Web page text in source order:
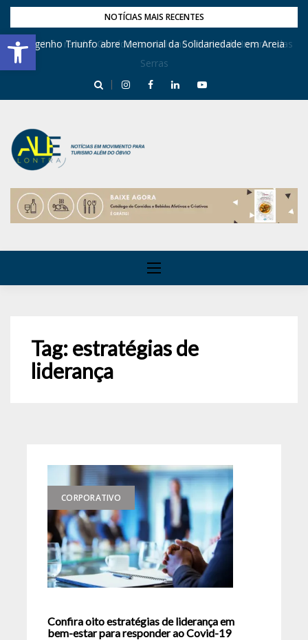
Barra de Ferramentas Aberta
NOTÍCIAS MAIS RECENTES
Dona Inês recebe Geraldo Azevedo no Festival de Inverno das
Serras
Engenho Triunfo abre Memorial da Solidariedade em Areia
Tag:estratégias de
liderança
CORPORATIVO
Confira oito estratégias de liderança em
bem-estar para responder ao Covid-19